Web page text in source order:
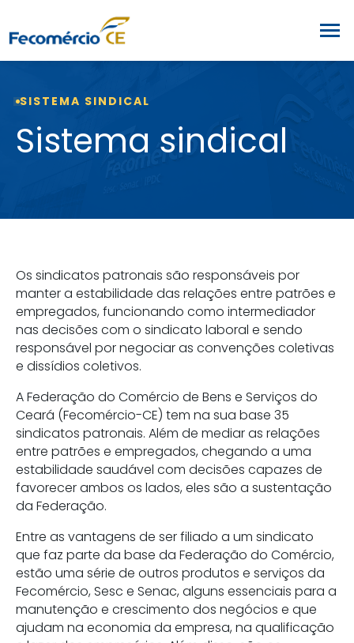
SISTEMA SINDICAL
Sistema sindical
Os sindicatos patronais são responsáveis por
manter a estabilidade das relações entre patrões e
empregados, funcionando como intermediador
nas decisões com o sindicato laboral e sendo
responsável por negociar as convenções coletivas
e dissídios coletivos.
A Federação do Comércio de Bens e Serviços do
Ceará (Fecomércio-CE) tem na sua base 35
sindicatos patronais. Além de mediar as relações
entre patrões e empregados, chegando a uma
estabilidade saudável com decisões capazes de
favorecer ambos os lados, eles são a sustentação
da Federação.
Entre as vantagens de ser filiado a um sindicato
que faz parte da base da Federação do Comércio,
estão uma série de outros produtos e serviços da
Fecomércio, Sesc e Senac, alguns essenciais para a
manutenção e crescimento dos negócios e que
ajudam na economia da empresa, na qualificação